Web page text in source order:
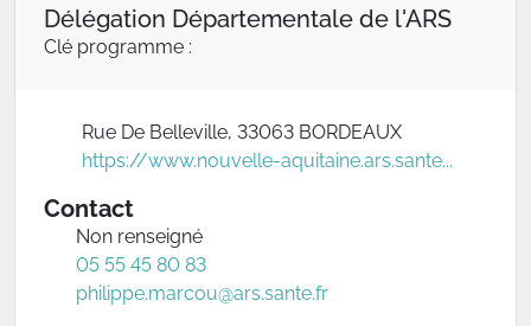
Délégation Départementale de l'ARS
Clé programme :
Rue De Belleville, 33063 BORDEAUX
https://www.nouvelle-aquitaine.ars.sante...
Contact
Non renseigné
05 55 45 80 83
philippe.marcou@ars.sante.fr